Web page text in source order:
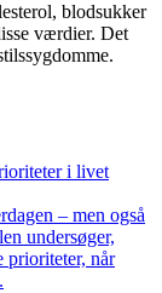
blodsukker
værdier. Det
i livet
– men også
undersøger,
prioriteter, når